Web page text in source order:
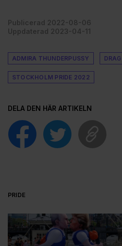
Publicerad 2022-08-06
Uppdaterad 2023-04-11
ADMIRA THUNDERPUSSY DRAG
STOCKHOLM PRIDE 2022
DELA DEN HÄR ARTIKELN
PRIDE